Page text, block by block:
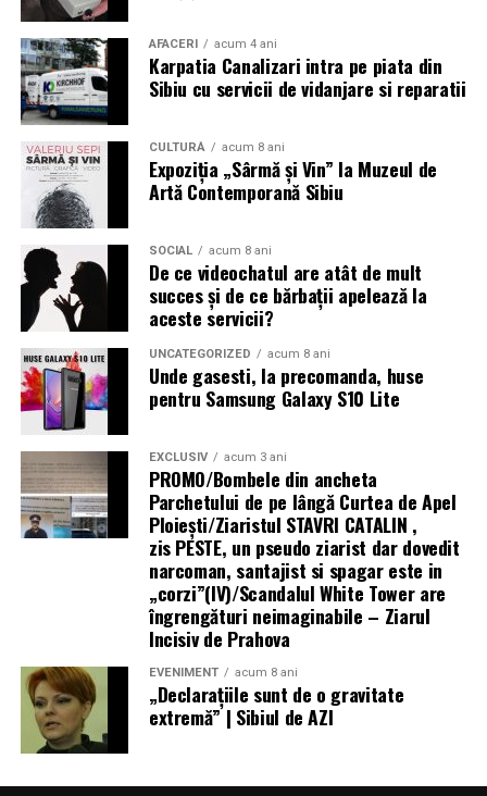
AFACERI acum 4 ani
Karpatia Canalizari intra pe piata din
Sibiu cu servicii de vidanjare si reparatii
CULTURĂ acum 8 ani
Expoziția „Sârmă și Vin” la Muzeul de
Artă Contemporană Sibiu
SOCIAL acum 8 ani
De ce videochatul are atât de mult
succes și de ce bărbații apelează la
aceste servicii?
UNCATEGORIZED acum 8 ani
Unde gasesti, la precomanda, huse
pentru Samsung Galaxy S10 Lite
EXCLUSIV acum 3 ani
PROMO/Bombele din ancheta
Parchetului de pe lângă Curtea de Apel
Ploieşti/Ziaristul STAVRI CATALIN ,
zis PESTE, un pseudo ziarist dar dovedit
narcoman, santajist si spagar este in
„corzi”(IV)/Scandalul White Tower are
îngrengături neimaginabile – Ziarul
Incisiv de Prahova
EVENIMENT acum 8 ani
„Declaraţiile sunt de o gravitate
extremă” | Sibiul de AZI